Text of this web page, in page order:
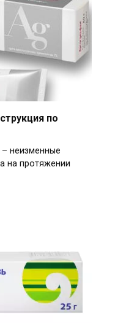
по
неизменные
на протяжении